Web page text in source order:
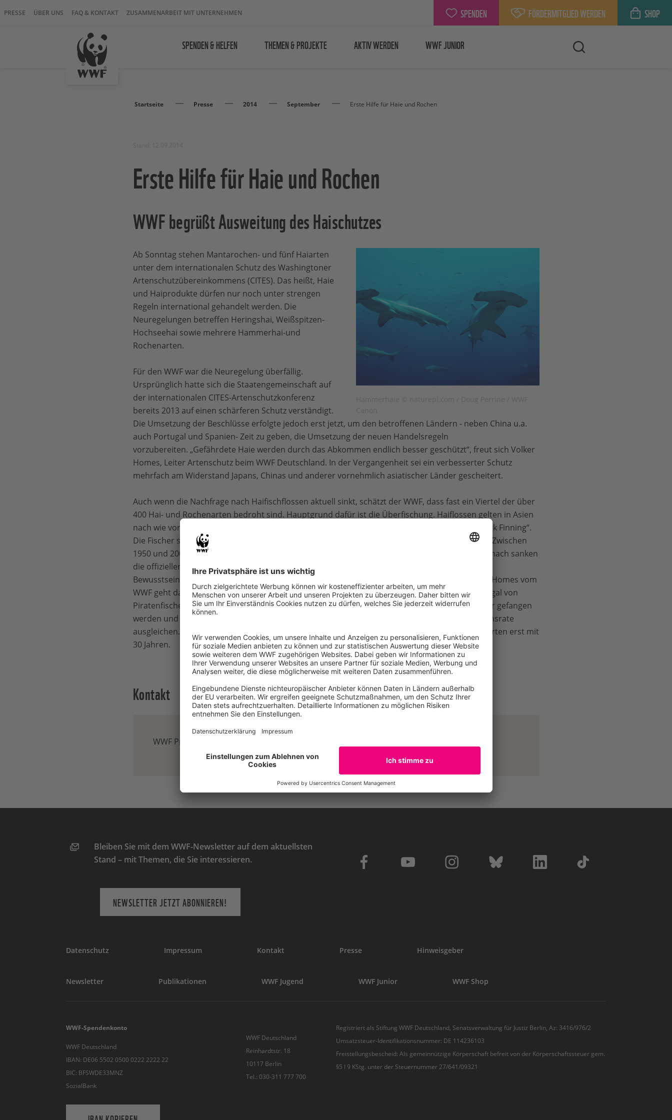
PRESSE ÜBER UNS FAQ & KONTAKT ZUSAMMENARBEIT MIT UNTERNEHMEN SPENDEN FÖRDERMITGLIED WERDEN SHOP
SPENDEN & HELFEN THEMEN & PROJEKTE AKTIV WERDEN WWF JUNIOR
Startseite Presse 2014 September Erste Hilfe für Haie und Rochen
Erste Hilfe für Haie und Rochen
WWF begrüßt Ausweitung des Haischutzes
Ab Sonntag stehen Mantarochen- und fünf Haiarten
unter dem internationalen Schutz des Washingtoner
Artenschutzübereinkommens (CITES). Das heißt, Haie
und Haiprodukte dürfen nur noch unter strengen
Regeln international gehandelt werden. Die
Neuregelungen betreffen Heringshai, Weißspitzen-
Hochseehai sowie mehrere Hammerhai-und
Rochenarten.
Für den WWF war die Neuregelung überfällig.
Ursprünglich hatte sich die Staatengemeinschaft auf
der internationalen CITES-Artenschutzkonferenz
bereits 2013 auf einen schärferen Schutz verständigt.
Die Umsetzung der Beschlüsse erfolgte jedoch erst jetzt, um den betroffenen Ländern - neben China u.a.
auch Portugal und Spanien- Zeit zu geben, die Umsetzung der neuen Handelsregeln
vorzubereiten. „Gefährdete Haie werden durch das Abkommen endlich besser geschützt“, freut sich Volker
Homes, Leiter Artenschutz beim WWF Deutschland. In der Vergangenheit sei ein verbesserter Schutz
mehrfach am Widerstand Japans, Chinas und anderer vornehmlich asiatischer Länder gescheitert.
Auch wenn die Nachfrage nach Haifischflossen aktuell sinkt, schätzt der WWF, dass fast ein Viertel der über
400 Hai- und Rochenarten bedroht sind. Hauptgrund dafür ist die Überfischung. Haiflossen gelten in Asien
nach wie vor als Delikatesse. Besonders umstritten ist die Fangmethode, das sogenannte „Shark Finning“.
Die Fischer schneiden die Flossen ab und werfen das sterbende oder tote Tier zurück ins Meer. Zwischen
1950 und 2003 stiegen die Haifischfänge weltweit von etwa 273.000 auf fast 900.000 Tonnen. Danach sanken
die offiziellen Fangzahlen leicht, doch das liegt nach WWF-Einschätzung nicht an einem
Bewusstseinswandel, sondern hauptsächlich an den einbrechenden Populationszahlen. Volker Homes vom
WWF geht davon aus, dass die tatsächlichen Fänge noch deutlich höher liegen, da viele Haie illegal von
Piratenfischern gefangen werden. Der WWF schätzt, dass rund 100 Millionen Exemplare pro Jahr gefangen
werden und warnt: „Die hohen Fangzahlen lassen sich nicht durch eine schnellere Reproduktionsrate
ausgleichen. Haie wachsen sehr langsam und sie erreichen die Geschlechtsreife bei manchen Arten erst mit
30 Jahren.
Kontakt
WWF Presse-Team
Bleiben Sie mit dem WWF-Newsletter auf dem aktuellsten
Stand – mit Themen, die Sie interessieren.
NEWSLETTER JETZT ABONNIEREN!
Datenschutz Impressum Kontakt Presse Hinweisgeber
Newsletter Publikationen WWF Jugend WWF Junior WWF Shop
WWF-Spendenkonto
WWF Deutschland
IBAN: DE06 5502 0500 0222 2222 22
BIC: BFSWDE33MNZ
SozialBank
WWF Deutschland
Reinhardtstr. 18
10117 Berlin
Tel.: 030-311 777 700
Registriert als Stiftung WWF Deutschland, Senatsverwaltung für Justiz Berlin, Az: 3416/976/2
Umsatzsteuer-Identifikationsnummer: DE 114236103
Freistellungsbescheid: Als gemeinnützige Körperschaft befreit von der Körperschaftssteuer gem.
§5 I 9 KStg. unter der Steuernummer 27/641/09321